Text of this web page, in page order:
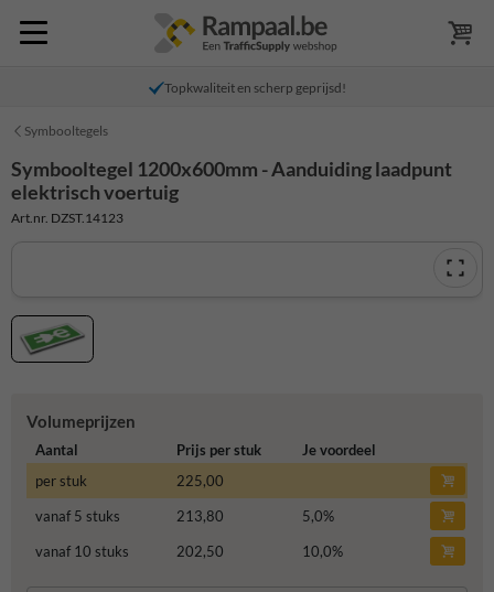
Topkwaliteit en scherp geprijsd!
Symbooltegels
Symbooltegel 1200x600mm - Aanduiding laadpunt
elektrisch voertuig
Art.nr. DZST.14123
Volumeprijzen
Aantal Prijs per stuk
Je voordeel
per stuk
225,00
vanaf 5 stuks
213,80 5,0%
vanaf 10 stuks
202,50 10,0%